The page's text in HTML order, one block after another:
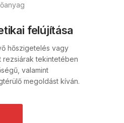
felújítása
hőszigetelés vagy
rezsiárak tekintetében
valamint
megoldást kíván.